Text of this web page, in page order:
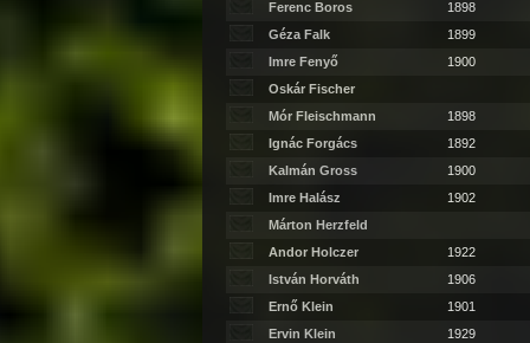
Ferenc Boros
1898
Géza Falk
1899
Imre Fenyő
1900
Oskár Fischer
Mór Fleischmann
1898
Ignác Forgács
1892
Kalmán Gross
1900
Imre Halász
1902
Márton Herzfeld
Andor Holczer
1922
István Horváth
1906
Ernő Klein
1901
Ervin Klein
1929